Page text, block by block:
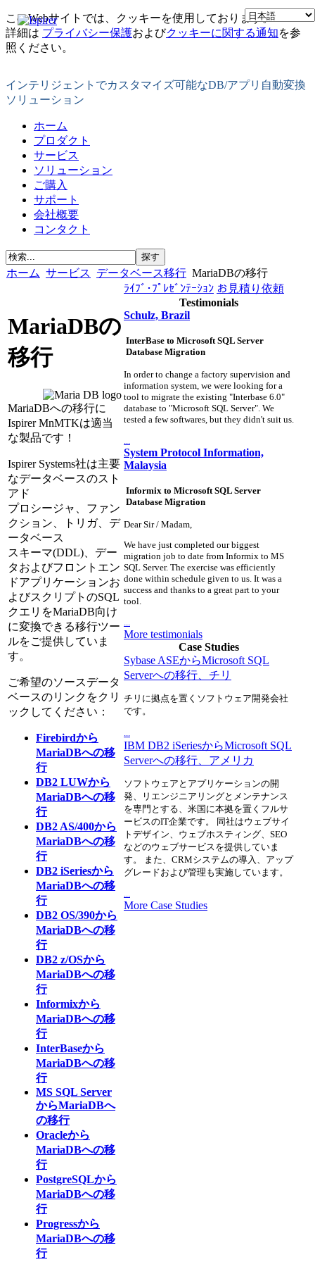
このWebサイトでは、クッキーを使用しております。
詳細は プライバシー保護およびクッキーに関する通知を参
照ください。
インテリジェントでカスタマイズ可能なDB/アプリ自動変換
ソリューション
ホーム
プロダクト
サービス
ソリューション
ご購入
サポート
会社概要
コンタクト
ホーム サービス データベース移行 MariaDBの移行
MariaDBの
移行
MariaDBへの移行に
Ispirer MnMTKは適当
な製品です！
Ispirer Systems社は主要
なデータベースのスト
アド
プロシージャ、ファン
クション、トリガ、デ
ータベース
スキーマ(DDL)、デー
タおよびフロントエン
ドアプリケーションお
よびスクリプトのSQL
クエリをMariaDB向け
に変換できる移行ツー
ルをご提供していま
す。
ご希望のソースデータ
ベースのリンクをクリ
ックしてください：
Firebirdから
MariaDBへの移
行
DB2 LUWから
MariaDBへの移
行
DB2 AS/400から
MariaDBへの移
行
DB2 iSeriesから
MariaDBへの移
行
DB2 OS/390から
MariaDBへの移
行
DB2 z/OSから
MariaDBへの移
行
Informixから
MariaDBへの移
行
InterBaseから
MariaDBへの移
行
MS SQL Server
からMariaDBへ
の移行
Oracleから
MariaDBへの移
行
PostgreSQLから
MariaDBへの移
行
Progressから
MariaDBへの移
行
ﾗｲﾌﾞ･ﾌﾟﾚｾﾞﾝﾃｰｼｮﾝ お見積り依頼
Testimonials
Schulz, Brazil
InterBase to Microsoft SQL Server
Database Migration
In order to change a factory supervision and
information system, we were looking for a
tool to migrate the existing "Interbase 6.0"
database to "Microsoft SQL Server". We
tested a few softwares, but they didn't suit us.
System Protocol Information,
Malaysia
Informix to Microsoft SQL Server
Database Migration
Dear Sir / Madam,
We have just completed our biggest
migration job to date from Informix to MS
SQL Server. The exercise was efficiently
done within schedule given to us. It was a
success and thanks to a great part to your
tool.
More testimonials
Case Studies
Sybase ASEからMicrosoft SQL
Serverへの移行、チリ
チリに拠点を置くソフトウェア開発会社
です。
IBM DB2 iSeriesからMicrosoft SQL
Serverへの移行、アメリカ
ソフトウェアとアプリケーションの開
発、リエンジニアリングとメンテナンス
を専門とする、米国に本拠を置くフルサ
ービスのIT企業です。 同社はウェブサイ
トデザイン、ウェブホスティング、SEO
などのウェブサービスを提供していま
す。 また、CRMシステムの導入、アップ
グレードおよび管理も実施しています。
...
More Case Studies